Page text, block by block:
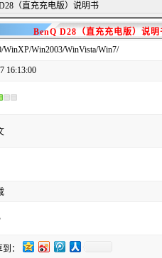
（直充充电版）说明书
∷ BenQ D28（直充充电版）说明
WinXP/Win2003/WinVista/Win7/
16:13:00
：